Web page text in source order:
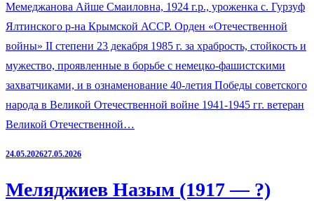
Мемеджанова Айше Смаиловна, 1924 г.р., уроженка с. Гурзуф
Ялтинского р-на Крымской АССР. Орден «Отечественной
войны» II степени 23 декабря 1985 г. за храбрость, стойкость и
мужество, проявленные в борьбе с немецко-фашистскими
захватчиками, и в ознаменование 40-летия Победы советского
народа в Великой Отечественной войне 1941-1945 гг. ветеран
Великой Отечественной…
24.05.202627.05.2026
Меляджиев Назым (1917 — ?)